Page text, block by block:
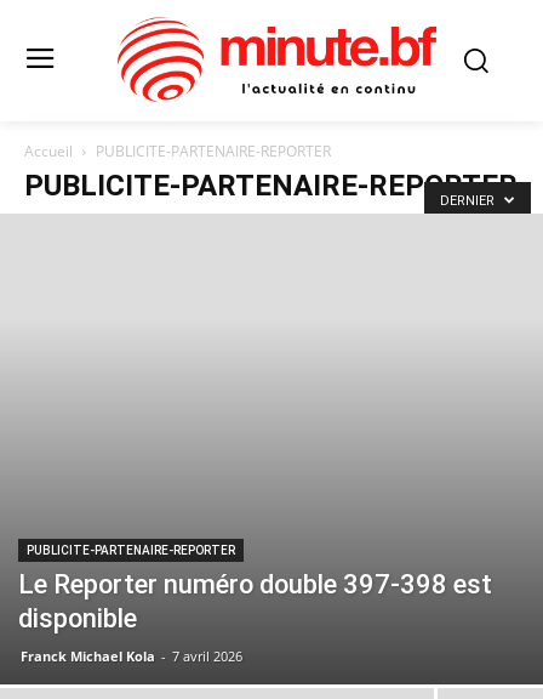
Accueil PUBLICITE-PARTENAIRE-REPORTER
PUBLICITE-PARTENAIRE-REPORTER
DERNIER
PUBLICITE-PARTENAIRE-REPORTER
Le Reporter numéro double 397-398 est
disponible
Franck Michael Kola - 7 avril 2026